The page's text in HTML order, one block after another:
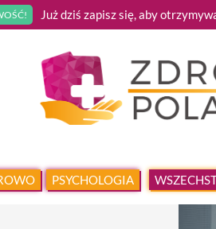
Już dziś zapisz się, aby
PSYCHOLOGIA